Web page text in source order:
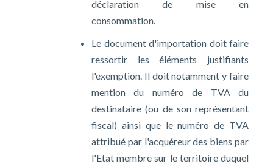
déclaration de mise en
consommation.
Le document d'importation doit faire
ressortir les éléments justifiants
l'exemption. Il doit notamment y faire
mention du numéro de TVA du
destinataire (ou de son représentant
fiscal) ainsi que le numéro de TVA
attribué par l'acquéreur des biens par
l'Etat membre sur le territoire duquel